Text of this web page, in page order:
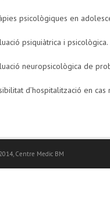
psicològiques en
psiquiàtrica i psicològica.
neuropsicològica de
d’hospitalització en
Centre Medic BM